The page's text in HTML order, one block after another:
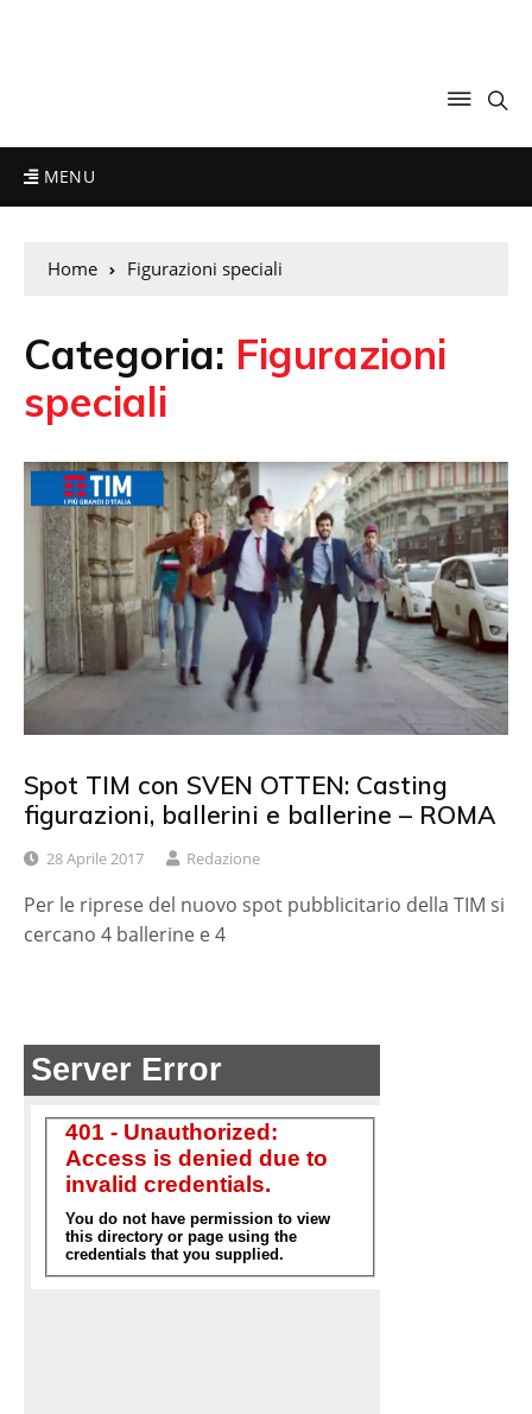
MENU
Home Figurazioni speciali
Categoria: Figurazioni
speciali
Spot TIM con SVEN OTTEN: Casting
figurazioni, ballerini e ballerine – ROMA
28 Aprile 2017 Redazione
Per le riprese del nuovo spot pubblicitario della TIM si
cercano 4 ballerine e 4